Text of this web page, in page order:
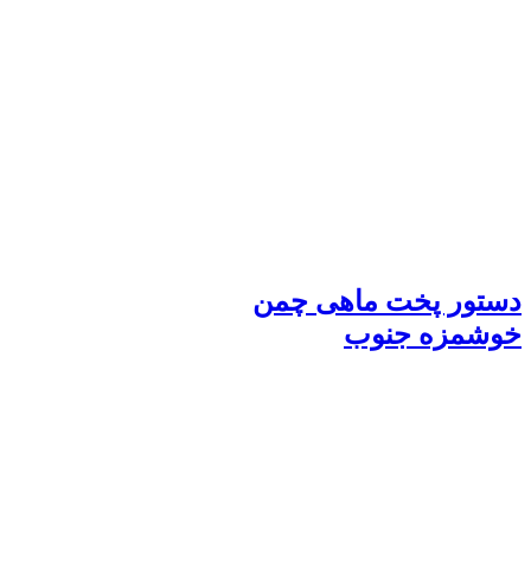
دستور پخت ماهی چمن
خوشمزه جنوب